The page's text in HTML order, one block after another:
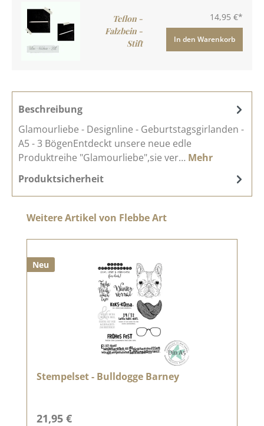
Teflon -
Falzbein -
Stift
14,95 €*
In den Warenkorb
Beschreibung
Glamourliebe - Designline - Geburtstagsgirlanden -
A5 - 3 BögenEntdeckt unsere neue edle
Produktreihe "Glamourliebe",sie ver… Mehr
Produktsicherheit
Produktgalerie überspringen
Weitere Artikel von Flebbe Art
Neu
Stempelset - Bulldogge Barney
Regulärer Preis:
21,95 €